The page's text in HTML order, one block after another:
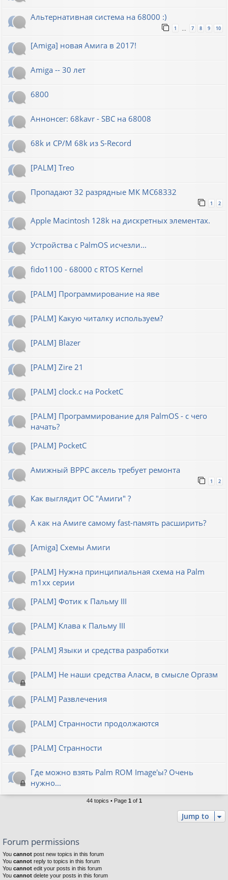
Альтернативная система на 68000 :)
1 7 8 9 10
[Amiga] новая Амига в 2017!
Amiga -- 30 лет
6800
Аннонсег: 68kavr - SBC на 68008
68k и CP/M 68k из S-Record
[PALM] Treo
Пропадают 32 разрядные МК МС68332
1 2
Apple Macintosh 128k на дискретных элементах.
Устройства с PalmOS исчезли...
fido1100 - 68000 с RTOS Kernel
[PALM] Программирование на яве
[PALM] Какую читалку используем?
[PALM] Blazer
[PALM] Zire 21
[PALM] clock.c на PocketC
[PALM] Программирование для PalmOS - с чего
начать?
[PALM] PocketC
Амижный BPPC аксель требует ремонта
1 2
Как выглядит ОС "Амиги" ?
А как на Амиге самому fast-память расширить?
[Amiga] Схемы Амиги
[PALM] Нужна принципиальная схема на Palm
m1xx серии
[PALM] Фотик к Пальму III
[PALM] Клава к Пальму III
[PALM] Языки и средства разработки
[PALM] Не наши средства Аласм, в смысле Оргазм
[PALM] Развлечения
[PALM] Странности продолжаются
[PALM] Странности
Где можно взять Palm ROM Image'ы? Очень
нужно...
44 topics • Page 1 of 1
Jump to
Forum permissions
You cannot post new topics in this forum
You cannot reply to topics in this forum
You cannot edit your posts in this forum
You cannot delete your posts in this forum